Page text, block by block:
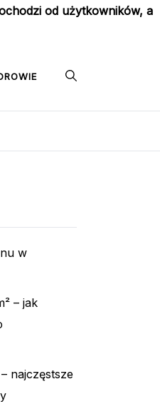
od użytkowników, a
w
– jak
najczęstsze